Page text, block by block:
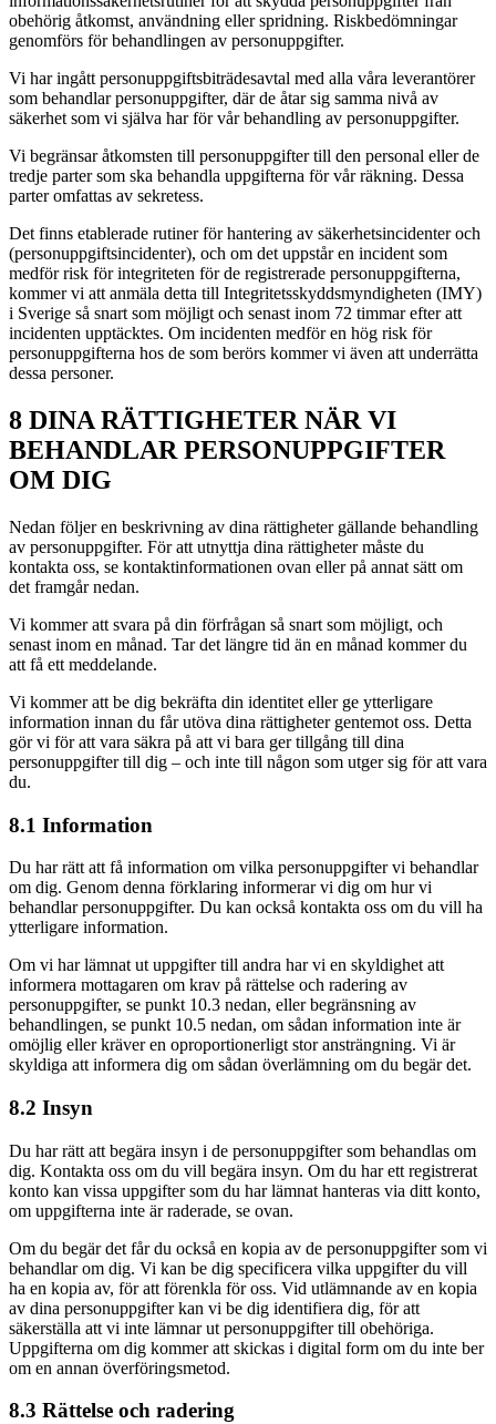
obehörig åtkomst, användning eller spridning. Riskbedömningar
genomförs för behandlingen av personuppgifter.
Vi har ingått personuppgiftsbiträdesavtal med alla våra leverantörer
som behandlar personuppgifter, där de åtar sig samma nivå av
säkerhet som vi själva har för vår behandling av personuppgifter.
Vi begränsar åtkomsten till personuppgifter till den personal eller de
tredje parter som ska behandla uppgifterna för vår räkning. Dessa
parter omfattas av sekretess.
Det finns etablerade rutiner för hantering av säkerhetsincidenter och
(personuppgiftsincidenter), och om det uppstår en incident som
medför risk för integriteten för de registrerade personuppgifterna,
kommer vi att anmäla detta till Integritetsskyddsmyndigheten (IMY)
i Sverige så snart som möjligt och senast inom 72 timmar efter att
incidenten upptäcktes. Om incidenten medför en hög risk för
personuppgifterna hos de som berörs kommer vi även att underrätta
dessa personer.
8 DINA RÄTTIGHETER NÄR VI
BEHANDLAR PERSONUPPGIFTER
OM DIG
Nedan följer en beskrivning av dina rättigheter gällande behandling
av personuppgifter. För att utnyttja dina rättigheter måste du
kontakta oss, se kontaktinformationen ovan eller på annat sätt om
det framgår nedan.
Vi kommer att svara på din förfrågan så snart som möjligt, och
senast inom en månad. Tar det längre tid än en månad kommer du
att få ett meddelande.
Vi kommer att be dig bekräfta din identitet eller ge ytterligare
information innan du får utöva dina rättigheter gentemot oss. Detta
gör vi för att vara säkra på att vi bara ger tillgång till dina
personuppgifter till dig – och inte till någon som utger sig för att vara
du.
8.1 Information
Du har rätt att få information om vilka personuppgifter vi behandlar
om dig. Genom denna förklaring informerar vi dig om hur vi
behandlar personuppgifter. Du kan också kontakta oss om du vill ha
ytterligare information.
Om vi har lämnat ut uppgifter till andra har vi en skyldighet att
informera mottagaren om krav på rättelse och radering av
personuppgifter, se punkt 10.3 nedan, eller begränsning av
behandlingen, se punkt 10.5 nedan, om sådan information inte är
omöjlig eller kräver en oproportionerligt stor ansträngning. Vi är
skyldiga att informera dig om sådan överlämning om du begär det.
8.2 Insyn
Du har rätt att begära insyn i de personuppgifter som behandlas om
dig. Kontakta oss om du vill begära insyn. Om du har ett registrerat
konto kan vissa uppgifter som du har lämnat hanteras via ditt konto,
om uppgifterna inte är raderade, se ovan.
Om du begär det får du också en kopia av de personuppgifter som vi
behandlar om dig. Vi kan be dig specificera vilka uppgifter du vill
ha en kopia av, för att förenkla för oss. Vid utlämnande av en kopia
av dina personuppgifter kan vi be dig identifiera dig, för att
säkerställa att vi inte lämnar ut personuppgifter till obehöriga.
Uppgifterna om dig kommer att skickas i digital form om du inte ber
om en annan överföringsmetod.
8.3 Rättelse och radering